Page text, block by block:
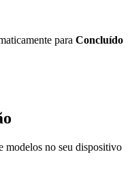
para Concluído
modelos no seu dispositivo